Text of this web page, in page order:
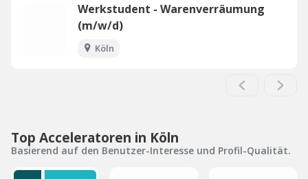
Werkstudent - Warenverräumung
(m/w/d)
Köln
Top Acceleratoren in Köln
Basierend auf den Benutzer-Interesse und Profil-Qualität.